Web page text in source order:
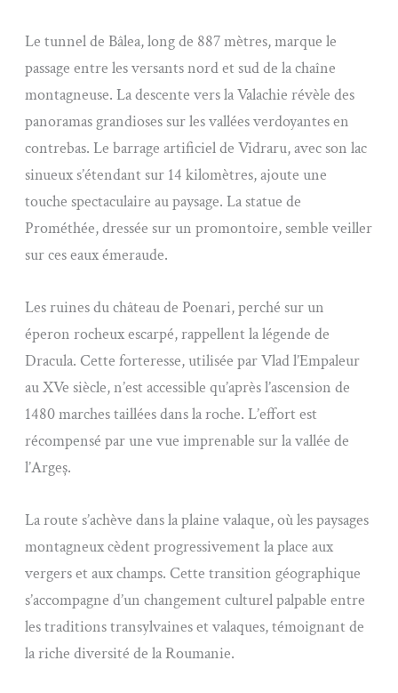
Le tunnel de Bâlea, long de 887 mètres, marque le
passage entre les versants nord et sud de la chaîne
montagneuse. La descente vers la Valachie révèle des
panoramas grandioses sur les vallées verdoyantes en
contrebas. Le barrage artificiel de Vidraru, avec son lac
sinueux s’étendant sur 14 kilomètres, ajoute une
touche spectaculaire au paysage. La statue de
Prométhée, dressée sur un promontoire, semble veiller
sur ces eaux émeraude.
Les ruines du château de Poenari, perché sur un
éperon rocheux escarpé, rappellent la légende de
Dracula. Cette forteresse, utilisée par Vlad l’Empaleur
au XVe siècle, n’est accessible qu’après l’ascension de
1480 marches taillées dans la roche. L’effort est
récompensé par une vue imprenable sur la vallée de
l’Argeș.
La route s’achève dans la plaine valaque, où les paysages
montagneux cèdent progressivement la place aux
vergers et aux champs. Cette transition géographique
s’accompagne d’un changement culturel palpable entre
les traditions transylvaines et valaques, témoignant de
la riche diversité de la Roumanie.